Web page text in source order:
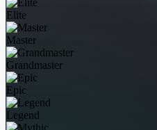
Elite
Master
Grandmaster
Epic
Legend